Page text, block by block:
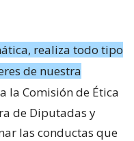
realiza todo tipo
de nuestra
la Comisión de Ética
de Diputadas y
las conductas que